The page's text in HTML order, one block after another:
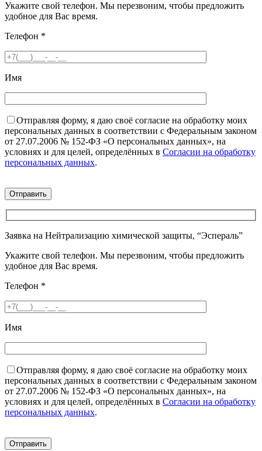
Укажите свой телефон. Мы перезвоним, чтобы предложить
удобное для Вас время.
Телефон *
Имя
Отправляя форму, я даю своё согласие на обработку моих
персональных данных в соответствии с Федеральным законом
от 27.07.2006 № 152-ФЗ «О персональных данных», на
условиях и для целей, определённых в Согласии на обработку
персональных данных.
Заявка на Нейтрализацию химической защиты, “Эспераль”
Укажите свой телефон. Мы перезвоним, чтобы предложить
удобное для Вас время.
Телефон *
Имя
Отправляя форму, я даю своё согласие на обработку моих
персональных данных в соответствии с Федеральным законом
от 27.07.2006 № 152-ФЗ «О персональных данных», на
условиях и для целей, определённых в Согласии на обработку
персональных данных.